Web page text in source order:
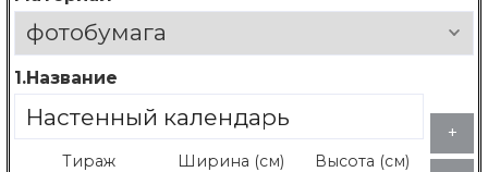
1.Название
Тираж Ширина (см) Высота (см)
+